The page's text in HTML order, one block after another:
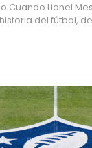
Cuando Lionel
del fútbol,